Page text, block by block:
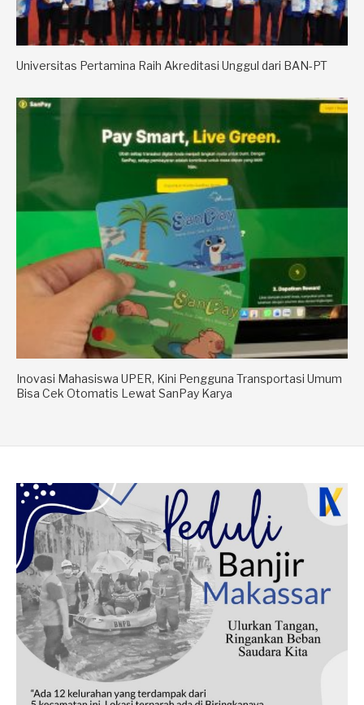
Universitas Pertamina Raih Akreditasi Unggul dari BAN-PT
Inovasi Mahasiswa UPER, Kini Pengguna Transportasi Umum
Bisa Cek Otomatis Lewat SanPay Karya